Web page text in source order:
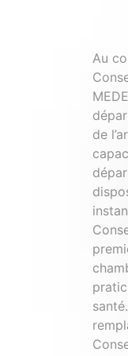
Au
de